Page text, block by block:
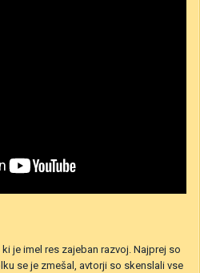
je imel res zajeban razvoj. Najprej so
se je zmešal, avtorji so skenslali vse